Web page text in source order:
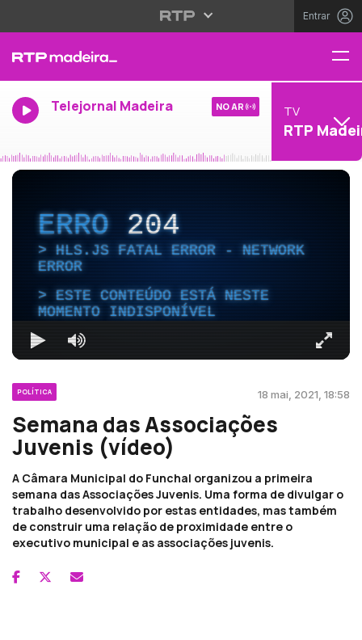
Entrar
Telejornal Madeira NO AR TV
RTP
ERRO204
HLS.JS FATAL ERROR - NETWORK
ERROR
ESTE CONTEÚDO ESTÁ NESTE
MOMENTO INDISPONÍVEL
POLÍTICA 18 mai, 2021, 18:58
Semana das Associações
Juvenis (vídeo)
A Câmara Municipal do Funchal organizou a primeira
semana das Associações Juvenis. Uma forma de divulgar o
trabalho desenvolvido por estas entidades, mas também
de construir uma relação de proximidade entre o
executivo municipal e as associações juvenis.